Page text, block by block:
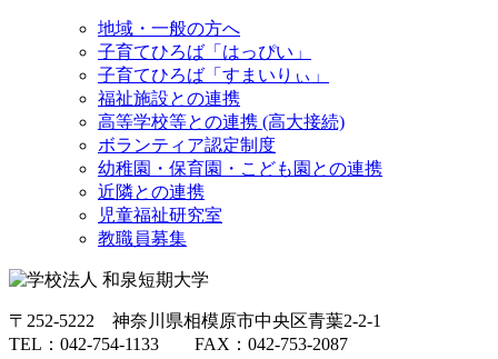
地域・一般の方へ
子育てひろば「はっぴい」
子育てひろば「すまいりぃ」
福祉施設との連携
高等学校等との連携 (高大接続)
ボランティア認定制度
幼稚園・保育園・こども園との連携
近隣との連携
児童福祉研究室
教職員募集
〒252-5222 神奈川県相模原市中央区青葉2-2-1
TEL：042-754-1133 FAX：042-753-2087